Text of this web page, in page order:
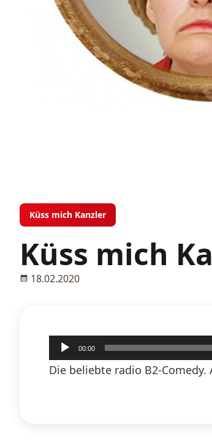
Küss mich Kanzler
Küss mich
18.02.2020
Audio-
Player
00:00
Die beliebte radio B2-